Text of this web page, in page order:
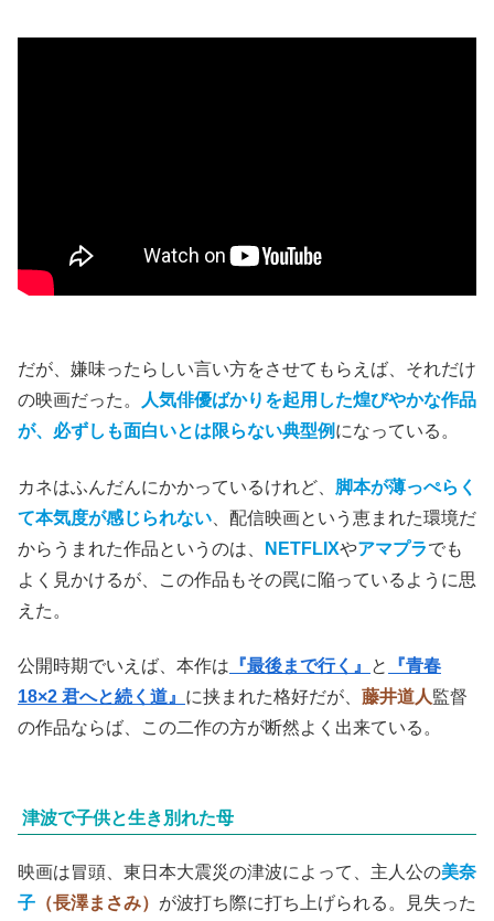
だが、嫌味ったらしい言い方をさせてもらえば、それだけ
の映画だった。
人気俳優ばかりを起用した煌びやかな作品
が、必ずしも面白いとは限らない典型例 になっている。
カネはふんだんにかかっているけれど、 脚本が薄っぺらく
て本気度が感じられない 、配信映画という恵まれた環境だ
からうまれた作品というのは、
NETFLIXやアマプラでも
よく見かけるが、この作品もその罠に陥っているように思
えた。
公開時期でいえば、本作は 『最後まで行く』 と
『青春
18×2 君へと続く道』 に挟まれた格好だが、 藤井道人監督
の作品ならば、この二作の方が断然よく出来ている。
津波で子供と生き別れた母
映画は冒頭、東日本大震災の津波によって、主人公の美奈
子 （長澤まさみ） が波打ち際に打ち上げられる。見失った